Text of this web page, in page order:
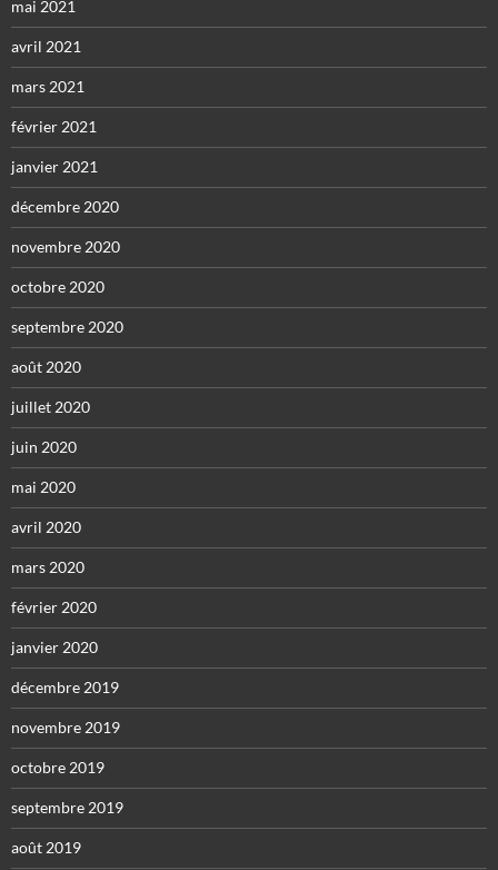
mai 2021
avril 2021
mars 2021
février 2021
janvier 2021
décembre 2020
novembre 2020
octobre 2020
septembre 2020
août 2020
juillet 2020
juin 2020
mai 2020
avril 2020
mars 2020
février 2020
janvier 2020
décembre 2019
novembre 2019
octobre 2019
septembre 2019
août 2019